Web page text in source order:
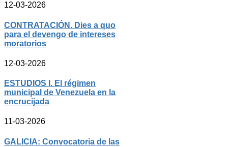
12-03-2026
CONTRATACIÓN. Dies a quo
para el devengo de intereses
moratorios
12-03-2026
ESTUDIOS I. El régimen
municipal de Venezuela en la
encrucijada
11-03-2026
GALICIA: Convocatoria de las